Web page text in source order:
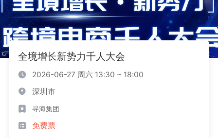
全境增长新势力千人大会
2026-06-27 周六 13:30 ~ 18:00
深圳市
寻海集团
免费票